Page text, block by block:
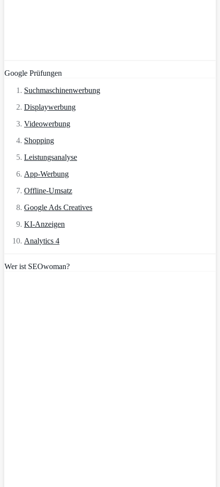
Google Prüfungen
Suchmaschinenwerbung
Displaywerbung
Videowerbung
Shopping
Leistungsanalyse
App-Werbung
Offline-Umsatz
Google Ads Creatives
KI-Anzeigen
Analytics 4
Wer ist SEOwoman?